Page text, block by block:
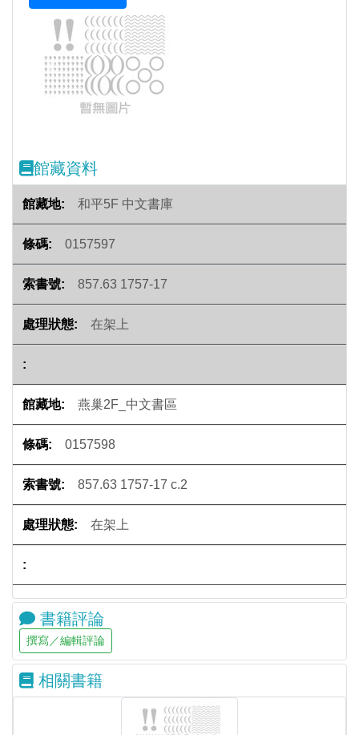
Previous
館藏資料
和平5F 中文書庫
0157597
857.63 1757-17
在架上
燕巢2F_中文書區
0157598
857.63 1757-17 c.2
在架上
書籍評論
相關書籍